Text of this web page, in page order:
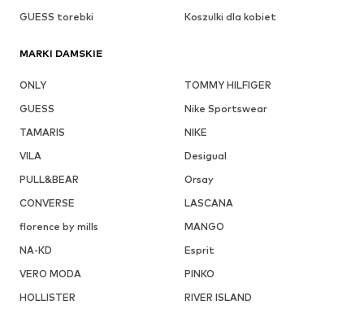
GUESS torebki
Koszulki dla kobiet
MARKI DAMSKIE
ONLY
TOMMY HILFIGER
GUESS
Nike Sportswear
TAMARIS
NIKE
VILA
Desigual
PULL&BEAR
Orsay
CONVERSE
LASCANA
florence by mills
MANGO
NA-KD
Esprit
VERO MODA
PINKO
HOLLISTER
RIVER ISLAND